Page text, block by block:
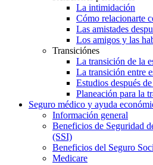
La intimidación
Cómo relacionarte
Las amistades
Los amigos y las
Transiciónes
La transición de la
La transición entre
Estudios después
Planeación para la
Seguro médico y ayuda
Información general
Beneficios de Seguridad
(SSI)
Beneficios del Seguro
Medicare